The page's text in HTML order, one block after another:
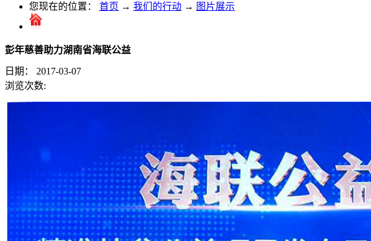
您现在的位置： 首页 → 我们的行动 → 图片展示
彭年慈善助力湖南省海联公益
日期：
2017-03-07
浏览次数: